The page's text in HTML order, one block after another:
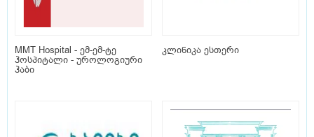
MMT Hospital - ემ-ემ-ტე
ჰოსპიტალი - უროლოგიური
ჰაბი
კლინიკა ესთერი